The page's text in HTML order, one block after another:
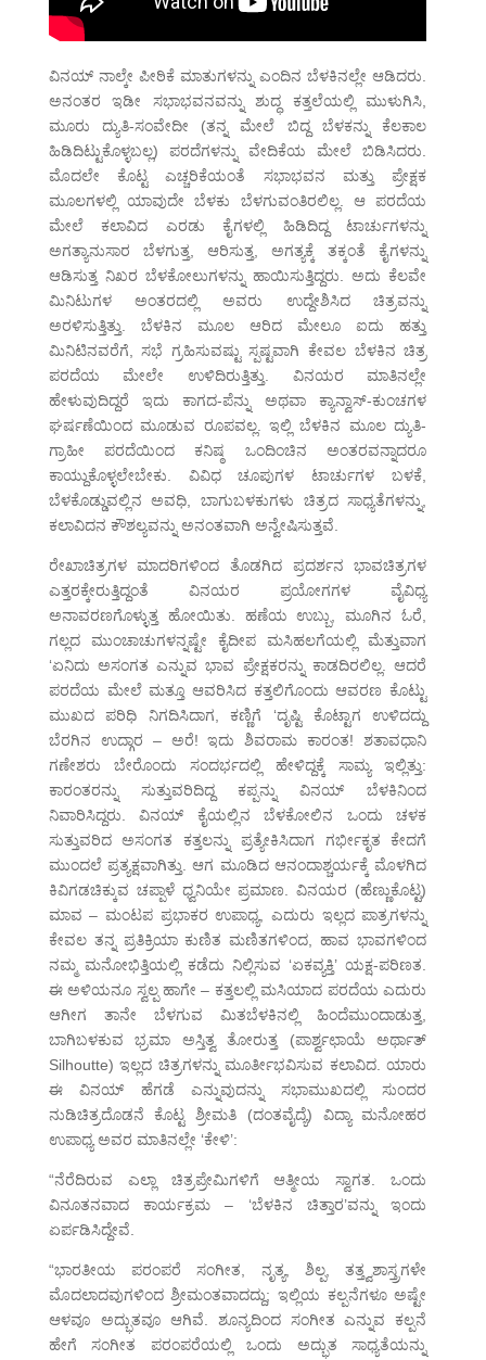
ವಿನಯ್ ನಾಲ್ಕೇ ಪೀಠಿಕೆ ಮಾತುಗಳನ್ನು ಎಂದಿನ ಬೆಳಕಿನಲ್ಲೇ ಆಡಿದರು.
ಅನಂತರ ಇಡೀ ಸಭಾಭವನವನ್ನು ಶುದ್ಧ ಕತ್ತಲೆಯಲ್ಲಿ ಮುಳುಗಿಸಿ,
ಮೂರು ದ್ಯುತಿ-ಸಂವೇದೀ (ತನ್ನ ಮೇಲೆ ಬಿದ್ದ ಬೆಳಕನ್ನು ಕೆಲಕಾಲ
ಹಿಡಿದಿಟ್ಟುಕೊಳ್ಳಬಲ್ಲ) ಪರದೆಗಳನ್ನು ವೇದಿಕೆಯ ಮೇಲೆ ಬಿಡಿಸಿದರು.
ಮೊದಲೇ ಕೊಟ್ಟ ಎಚ್ಚರಿಕೆಯಂತೆ ಸಭಾಭವನ ಮತ್ತು ಪ್ರೇಕ್ಷಕ
ಮೂಲಗಳಲ್ಲಿ ಯಾವುದೇ ಬೆಳಕು ಬೆಳಗುವಂತಿರಲಿಲ್ಲ. ಆ ಪರದೆಯ
ಮೇಲೆ ಕಲಾವಿದ ಎರಡು ಕೈಗಳಲ್ಲಿ ಹಿಡಿದಿದ್ದ ಟಾರ್ಚುಗಳನ್ನು
ಅಗತ್ಯಾನುಸಾರ ಬೆಳಗುತ್ತ, ಆರಿಸುತ್ತ, ಅಗತ್ಯಕ್ಕೆ ತಕ್ಕಂತೆ ಕೈಗಳನ್ನು
ಆಡಿಸುತ್ತ ನಿಖರ ಬೆಳಕೋಲುಗಳನ್ನು ಹಾಯಿಸುತ್ತಿದ್ದರು. ಅದು ಕೆಲವೇ
ಮಿನಿಟುಗಳ ಅಂತರದಲ್ಲಿ ಅವರು ಉದ್ದೇಶಿಸಿದ ಚಿತ್ರವನ್ನು
ಅರಳಿಸುತ್ತಿತ್ತು. ಬೆಳಕಿನ ಮೂಲ ಆರಿದ ಮೇಲೂ ಐದು ಹತ್ತು
ಮಿನಿಟಿನವರೆಗೆ, ಸಭೆ ಗ್ರಹಿಸುವಷ್ಟು ಸ್ಪಷ್ಟವಾಗಿ ಕೇವಲ ಬೆಳಕಿನ ಚಿತ್ರ
ಪರದೆಯ ಮೇಲೇ ಉಳಿದಿರುತ್ತಿತ್ತು. ವಿನಯರ ಮಾತಿನಲ್ಲೇ
ಹೇಳುವುದಿದ್ದರೆ ಇದು ಕಾಗದ-ಪೆನ್ನು ಅಥವಾ ಕ್ಯಾನ್ವಾಸ್-ಕುಂಚಗಳ
ಘರ್ಷಣೆಯಿಂದ ಮೂಡುವ ರೂಪವಲ್ಲ. ಇಲ್ಲಿ ಬೆಳಕಿನ ಮೂಲ ದ್ಯುತಿ-
ಗ್ರಾಹೀ ಪರದೆಯಿಂದ ಕನಿಷ್ಠ ಒಂದಿಂಚಿನ ಅಂತರವನ್ನಾದರೂ
ಕಾಯ್ದುಕೊಳ್ಳಲೇಬೇಕು. ವಿವಿಧ ಚೂಪುಗಳ ಟಾರ್ಚುಗಳ ಬಳಕೆ,
ಬೆಳಕೊಡ್ಡುವಲ್ಲಿನ ಅವಧಿ, ಬಾಗುಬಳಕುಗಳು ಚಿತ್ರದ ಸಾಧ್ಯತೆಗಳನ್ನು,
ಕಲಾವಿದನ ಕೌಶಲ್ಯವನ್ನು ಅನಂತವಾಗಿ ಅನ್ವೇಷಿಸುತ್ತವೆ.
ರೇಖಾಚಿತ್ರಗಳ ಮಾದರಿಗಳಿಂದ ತೊಡಗಿದ ಪ್ರದರ್ಶನ ಭಾವಚಿತ್ರಗಳ
ಎತ್ತರಕ್ಕೇರುತ್ತಿದ್ದಂತೆ ವಿನಯರ ಪ್ರಯೋಗಗಳ ವೈವಿಧ್ಯ
ಅನಾವರಣಗೊಳ್ಳುತ್ತ ಹೋಯಿತು. ಹಣೆಯ ಉಬ್ಬು, ಮೂಗಿನ ಓರೆ,
ಗಲ್ಲದ ಮುಂಚಾಚುಗಳನ್ನಷ್ಟೇ ಕೈದೀಪ ಮಸಿಹಲಗೆಯಲ್ಲಿ ಮೆತ್ತುವಾಗ
‘ಏನಿದು ಅಸಂಗತ ಎನ್ನುವ ಭಾವ ಪ್ರೇಕ್ಷಕರನ್ನು ಕಾಡದಿರಲಿಲ್ಲ. ಆದರೆ
ಪರದೆಯ ಮೇಲೆ ಮತ್ತೂ ಆವರಿಸಿದ ಕತ್ತಲಿಗೊಂದು ಆವರಣ ಕೊಟ್ಟು
ಮುಖದ ಪರಿಧಿ ನಿಗದಿಸಿದಾಗ, ಕಣ್ಣಿಗೆ ‘ದೃಷ್ಟಿ ಕೊಟ್ಟಾಗ ಉಳಿದದ್ದು
ಬೆರಗಿನ ಉದ್ಗಾರ – ಅರೆ! ಇದು ಶಿವರಾಮ ಕಾರಂತ! ಶತಾವಧಾನಿ
ಗಣೇಶರು ಬೇರೊಂದು ಸಂದರ್ಭದಲ್ಲಿ ಹೇಳಿದ್ದಕ್ಕೆ ಸಾಮ್ಯ ಇಲ್ಲಿತ್ತು:
ಕಾರಂತರನ್ನು ಸುತ್ತುವರಿದಿದ್ದ ಕಪ್ಪನ್ನು ವಿನಯ್ ಬೆಳಕಿನಿಂದ
ನಿವಾರಿಸಿದ್ದರು. ವಿನಯ್ ಕೈಯಲ್ಲಿನ ಬೆಳಕೋಲಿನ ಒಂದು ಚಳಕ
ಸುತ್ತುವರಿದ ಅಸಂಗತ ಕತ್ತಲನ್ನು ಪ್ರತ್ಯೇಕಿಸಿದಾಗ ಗರ್ಭೀಕೃತ ಕೇದಗೆ
ಮುಂದಲೆ ಪ್ರತ್ಯಕ್ಷವಾಗಿತ್ತು. ಆಗ ಮೂಡಿದ ಆನಂದಾಶ್ಚರ್ಯಕ್ಕೆ ಮೊಳಗಿದ
ಕಿವಿಗಡಚಿಕ್ಕುವ ಚಪ್ಪಾಳೆ ಧ್ವನಿಯೇ ಪ್ರಮಾಣ. ವಿನಯರ (ಹೆಣ್ಣುಕೊಟ್ಟ)
ಮಾವ – ಮಂಟಪ ಪ್ರಭಾಕರ ಉಪಾಧ್ಯ, ಎದುರು ಇಲ್ಲದ ಪಾತ್ರಗಳನ್ನು
ಕೇವಲ ತನ್ನ ಪ್ರತಿಕ್ರಿಯಾ ಕುಣಿತ ಮಣಿತಗಳಿಂದ, ಹಾವ ಭಾವಗಳಿಂದ
ನಮ್ಮ ಮನೋಭಿತ್ತಿಯಲ್ಲಿ ಕಡೆದು ನಿಲ್ಲಿಸುವ ‘ಏಕವ್ಯಕ್ತಿ’ ಯಕ್ಷ-ಪರಿಣತ.
ಈ ಅಳಿಯನೂ ಸ್ವಲ್ಪ ಹಾಗೇ – ಕತ್ತಲಲ್ಲಿ ಮಸಿಯಾದ ಪರದೆಯ ಎದುರು
ಆಗೀಗ ತಾನೇ ಬೆಳಗುವ ಮಿತಬೆಳಕಿನಲ್ಲಿ ಹಿಂದೆಮುಂದಾಡುತ್ತ,
ಬಾಗಿಬಳಕುವ ಭ್ರಮಾ ಅಸ್ತಿತ್ವ ತೋರುತ್ತ (ಪಾರ್ಶ್ವಛಾಯೆ ಅರ್ಥಾತ್
Silhoutte) ಇಲ್ಲದ ಚಿತ್ರಗಳನ್ನು ಮೂರ್ತೀಭವಿಸುವ ಕಲಾವಿದ. ಯಾರು
ಈ ವಿನಯ್ ಹೆಗಡೆ ಎನ್ನುವುದನ್ನು ಸಭಾಮುಖದಲ್ಲಿ ಸುಂದರ
ನುಡಿಚಿತ್ರದೊಡನೆ ಕೊಟ್ಟ ಶ್ರೀಮತಿ (ದಂತವೈದ್ಯೆ) ವಿದ್ಯಾ ಮನೋಹರ
ಉಪಾಧ್ಯ ಅವರ ಮಾತಿನಲ್ಲೇ ‘ಕೇಳಿ’:
“ನೆರೆದಿರುವ ಎಲ್ಲಾ ಚಿತ್ರಪ್ರೇಮಿಗಳಿಗೆ ಆತ್ಮೀಯ ಸ್ವಾಗತ. ಒಂದು
ವಿನೂತನವಾದ ಕಾರ್ಯಕ್ರಮ – ‘ಬೆಳಕಿನ ಚಿತ್ತಾರ’ವನ್ನು ಇಂದು
ಏರ್ಪಡಿಸಿದ್ದೇವೆ.
“ಭಾರತೀಯ ಪರಂಪರೆ ಸಂಗೀತ, ನೃತ್ಯ, ಶಿಲ್ಪ, ತತ್ತ್ವಶಾಸ್ತ್ರಗಳೇ
ಮೊದಲಾದವುಗಳಿಂದ ಶ್ರೀಮಂತವಾದದ್ದು; ಇಲ್ಲಿಯ ಕಲ್ಪನೆಗಳೂ ಅಷ್ಟೇ
ಆಳವೂ ಅದ್ಭುತವೂ ಆಗಿವೆ. ಶೂನ್ಯದಿಂದ ಸಂಗೀತ ಎನ್ನುವ ಕಲ್ಪನೆ
ಹೇಗೆ ಸಂಗೀತ ಪರಂಪರೆಯಲ್ಲಿ ಒಂದು ಅದ್ಭುತ ಸಾಧ್ಯತೆಯನ್ನು